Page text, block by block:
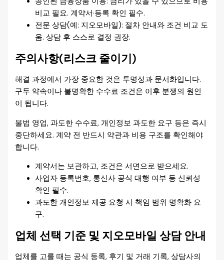
비교 필요. 계약서·등록 확인 필수.
전문 상담(예: 지오모바일): 절차 안내와 조건 비교 도
움. 상담 후 스스로 결정 권장.
주의사항(리스크 줄이기)
해결 과정에서 가장 중요한 것은 투명성과 문서화입니다.
구두 약속이나 불명확한 수수료 조건은 이후 분쟁의 원인
이 됩니다.
불법 영업, 과도한 수수료, 개인정보 과도한 요구 등은 즉시
중단하세요. 계약 전 반드시 약관과 비용 구조를 확인해야
합니다.
계약서는 보관하고, 조건은 서면으로 받으세요.
사업자 등록번호, 통신사 공식 대행 여부 등 신뢰성
확인 필수.
과도한 개인정보 제공 요청 시 책임 범위 명확화 요
구.
업체 선택 기준 및 지오모바일 상담 안내
업체를 고를 때는 공식 등록, 후기 및 거래 기록, 상담사의